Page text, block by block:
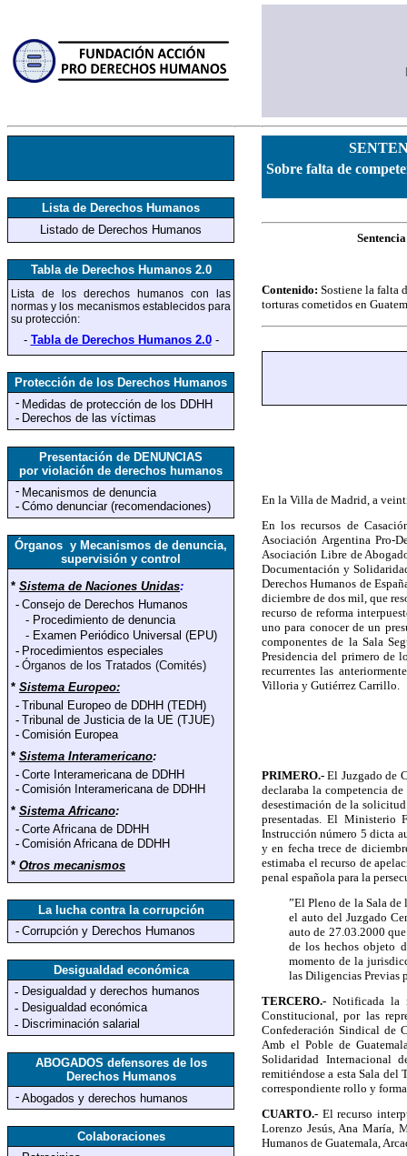
Lista de Derechos Humanos
Listado de Derechos Humanos
Tabla de Derechos Humanos 2.0
Lista de los derechos humanos con las
normas y los mecanismos establecidos para
su protección:
- Tabla de Derechos Humanos 2.0-
Protección de los Derechos Humanos
- Medidas de protección de los DDHH
- Derechos de las víctimas
Presentación de DENUNCIAS
por violación de derechos humanos
- Mecanismos de denuncia
- Cómo denunciar (recomendaciones)
Órganos y Mecanismos de denuncia,
supervisión y control
* Sistema de Naciones Unidas:
- Consejo de Derechos Humanos
- Procedimiento de denuncia
- Examen Periódico Universal (EPU)
- Procedimientos especiales
- Órganos de los Tratados (Comités)
* Sistema Europeo:
- Tribunal Europeo de DDHH (TEDH)
- Tribunal de Justicia de la UE (TJUE)
- Comisión Europea
* Sistema Interamericano:
- Corte Interamericana de DDHH
- Comisión Interamericana de DDHH
* Sistema Africano:
- Corte Africana de DDHH
- Comisión Africana de DDHH
* Otros mecanismos
La lucha contra la corrupción
- Corrupción y Derechos Humanos
Desigualdad económica
- Desigualdad y derechos humanos
- Desigualdad económica
- Discriminación salarial
ABOGADOS defensores de los
Derechos Humanos
- Abogados y derechos humanos
Colaboraciones
Sobre falta de
Contenido: Sostiene la falta
torturas cometidos en
En la Villa de Madrid, a
En los recursos de
Asociación Argentina Pro-
Asociación Libre de
Documentación y
Derechos Humanos de
diciembre de dos mil, que
recurso de reforma
uno para conocer de un
componentes de la Sala
Presidencia del primero de
recurrentes las
Villoria y Gutiérrez Carrillo.
PRIMERO.- El Juzgado de
declaraba la competencia
desestimación de la
presentadas. El Ministerio
Instrucción número 5 dicta
y en fecha trece de
estimaba el recurso de
penal española para la
”El Pleno de la Sala
el auto del Juzgado
auto de 27.03.2000
de los hechos objeto
momento de la
las Diligencias Previas
TERCERO.- Notificada la
Constitucional, por las
Confederación Sindical de
Amb el Poble de
Solidaridad Internacional
remitiéndose a esta Sala del
correspondiente rollo y
CUARTO.- El recurso
Lorenzo Jesús, Ana María,
Humanos de Guatemala,